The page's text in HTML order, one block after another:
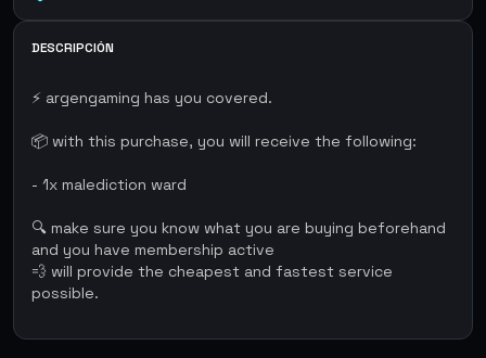
DESCRIPCIÓN
⚡ argengaming has you covered.
📦 with this purchase, you will receive the following:
- 1x malediction ward
🔍 make sure you know what you are buying beforehand
and you have membership active
💨 will provide the cheapest and fastest service
possible.